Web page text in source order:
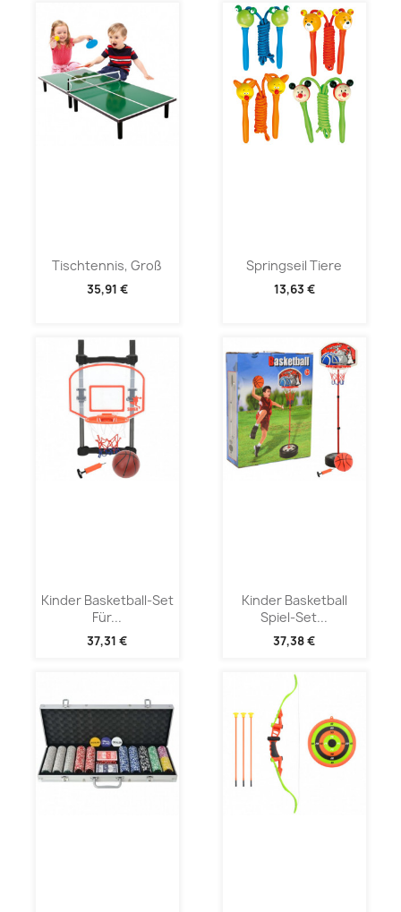
Tischtennis, Groß
35,91 €
Springseil Tiere
13,63 €
Kinder Basketball-Set
Für...
37,31 €
Kinder Basketball
Spiel-Set...
37,38 €